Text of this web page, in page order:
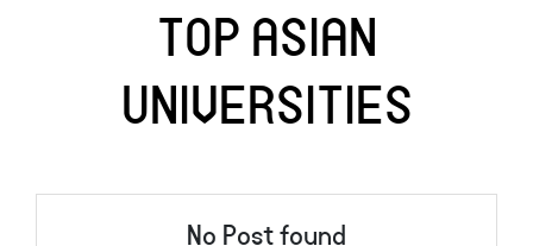
TOP ASIAN
UNIVERSITIES
No Post found